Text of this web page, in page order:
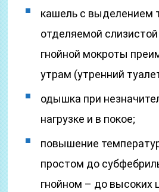
кашель с выделением
отделяемой
гнойной мокроты
утрам (утренний
одышка при
нагрузке и в покое;
повышение
простом до
гнойном – до высоких